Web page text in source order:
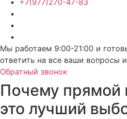
Мы работаем 9:00-21:00 и
ответить на все ваши вопросы
Обратный звонок
Почему прямой
это лучший